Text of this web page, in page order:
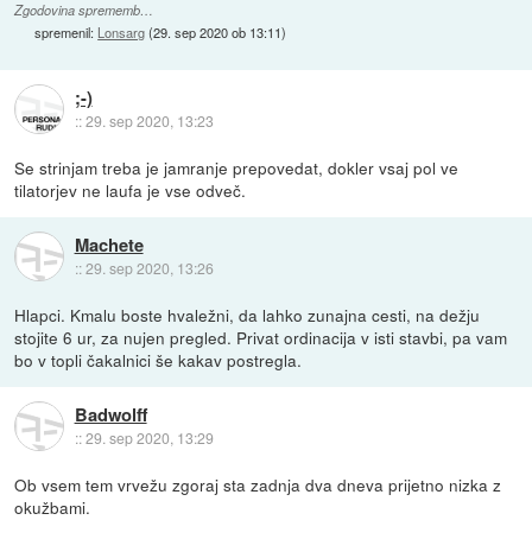
Zgodovina sprememb…
spremenil: Lonsarg(29. sep 2020 ob 13:11)
;-)
::29. sep 2020, 13:23
Se strinjam treba je jamranje prepovedat, dokler vsaj pol ve
tilatorjev ne laufa je vse odveč.
Machete
::29. sep 2020, 13:26
Hlapci. Kmalu boste hvaležni, da lahko zunajna cesti, na dežju
stojite 6 ur, za nujen pregled. Privat ordinacija v isti stavbi, pa vam
bo v topli čakalnici še kakav postregla.
Badwolff
::29. sep 2020, 13:29
Ob vsem tem vrvežu zgoraj sta zadnja dva dneva prijetno nizka z
okužbami.